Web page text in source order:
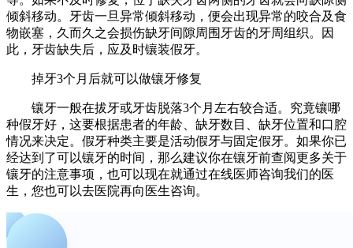
倾斜移动。牙齿一旦异常倾斜移动，便会出现异常的咬合及食
物嵌塞，久而久之会损伤缺牙间隙周围牙齿的牙周组织。因
此，牙齿缺失后，应及时镶装假牙。
掉牙3个月后就可以做镶牙修复
镶牙一般在拔牙或牙齿脱落3个月左右较合适。究竟镶哪
种假牙好，这要根据患者的年龄、缺牙数目、缺牙位置和口腔
情况来决定。假牙种类主要是活动假牙与固定假牙。如果你已
经达到了可以镶牙的时间，那么建议你在镶牙前查阅更多关于
镶牙的注意事项，也可以现在就通过在线医师咨询我们的医
生，您也可以去医院再向医生咨询。